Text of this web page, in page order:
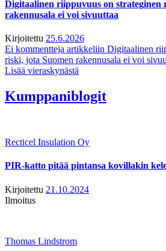
Digitaalinen riippuvuus on strateginen
rakennusala ei voi sivuuttaa
Kirjoitettu 25.6.2026
Ei kommentteja artikkeliin Digitaalinen
riski, jota Suomen rakennusala ei voi
Lisää vieraskynästä
Kumppaniblogit
Recticel Insulation Oy
PIR-katto pitää pintansa kovillakin
Kirjoitettu 21.10.2024
Ilmoitus
Thomas Lindstrom